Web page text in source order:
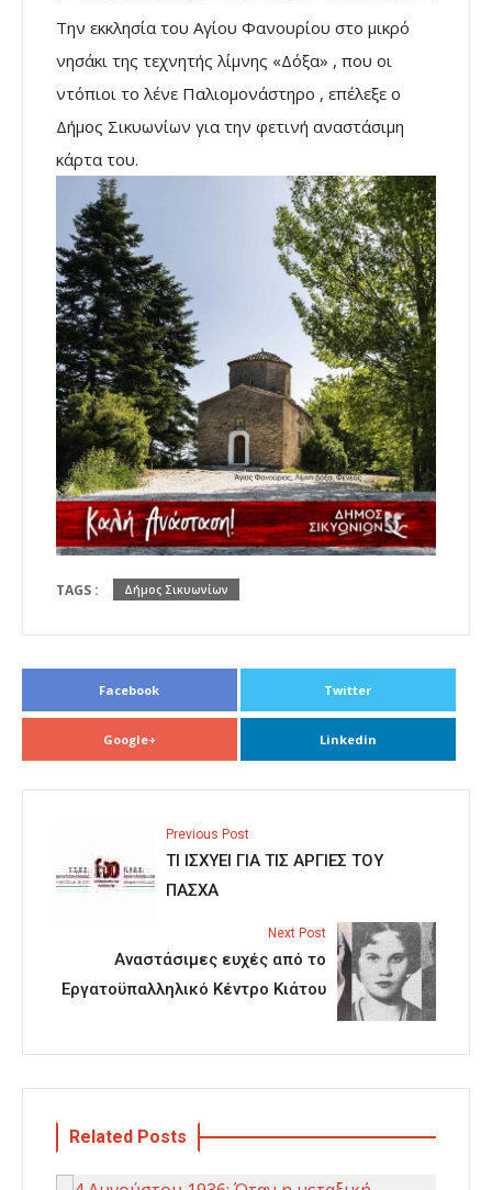
Την εκκλησία του Αγίου Φανουρίου στο μικρό
νησάκι της τεχνητής λίμνης «Δόξα» , που οι
ντόπιοι το λένε Παλιομονάστηρο , επέλεξε ο
Δήμος Σικυωνίων για την φετινή αναστάσιμη
κάρτα του.
TAGS : Δήμος Σικυωνίων
Facebook Twitter
Google+ Linkedin
Previous Post
ΤΙ ΙΣΧΥΕΙ ΓΙΑ ΤΙΣ ΑΡΓΙΕΣ ΤΟΥ
ΠΑΣΧΑ
Next Post
Αναστάσιμες ευχές από το
Εργατοϋπαλληλικό Κέντρο Κιάτου
Related Posts